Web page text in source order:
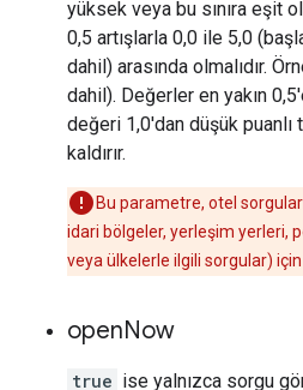
yüksek veya bu sınıra eşit
0,5 artışlarla 0,0 ile 5,0
dahil) arasında olmalıdır.
dahil). Değerler en yakın
değeri 1,0'dan düşük puanlı
kaldırır.
Bu parametre, otel
idari bölgeler, yerleşim yerleri,
veya ülkelerle ilgili sorgular)
openNow
true ise yalnızca sorgu